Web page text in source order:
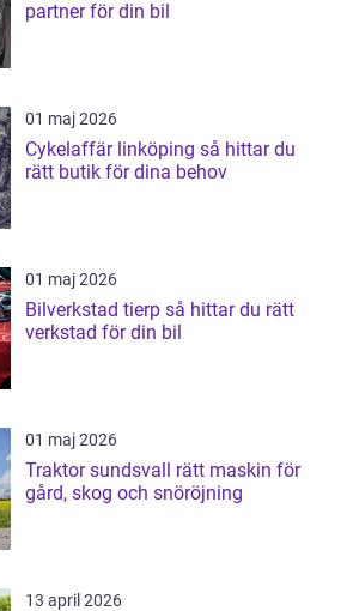
partner för din bil
01 maj 2026
Cykelaffär linköping så hittar du
rätt butik för dina behov
01 maj 2026
Bilverkstad tierp så hittar du rätt
verkstad för din bil
01 maj 2026
Traktor sundsvall rätt maskin för
gård, skog och snöröjning
13 april 2026